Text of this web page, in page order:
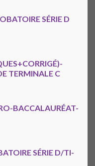
SÉRIE D
TERMINALE C
BACCALAURÉAT-
SÉRIE D/TI-